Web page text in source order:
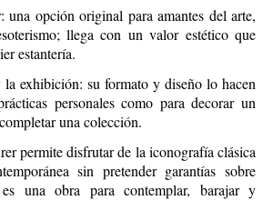
una opción original para amantes del arte,
llega con un valor estético que
estantería.
exhibición: su formato y diseño lo hacen
personales como para decorar un
una colección.
permite disfrutar de la iconografía clásica
sin pretender garantías sobre
una obra para contemplar, barajar y